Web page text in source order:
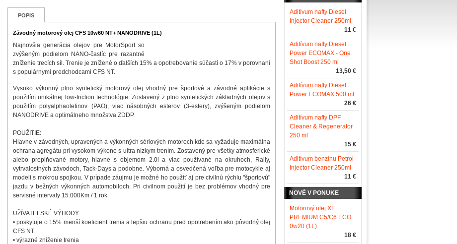
POPIS
Závodný motorový olej CFS 10w60 NT+ NANODRIVE (1L)
Najnovšia generácia olejov pre MotorSport so
zvýšeným podielom NANO-častíc pre razantné
zníženie trecích síl. Trenie je znížené o ďalších 15% a opotrebovanie súčastí o 17% v porovnaní
s populárnymi predchodcami CFS NT.
Vysoko výkonný plno syntetický motorový olej vhodný pre športové a závodné aplikácie s
použitím unikátnej low-friction technológie. Zostavený z plno syntetických základných olejov s
použitím polyalphaolefinov (PAO), viac násobných esterov (3-estery), zvýšeným podielom
NANODRIVE a optimálneho množstva ZDDP.
POUŽITIE:
Hlavne v závodných, upravených a výkonných sériových motoroch kde sa vyžaduje maximálna
ochrana agregátu pri vysokom výkone s ultra nízkym trením. Zostavený pre všetky atmosferické
alebo preplňované motory, hlavne s objemom 2.0l a viac používané na okruhoch, Rally,
vytrvalostných závodoch, Tack-Days a podobne. Výborná a osvedčená voľba pre motocykle aj
modeli s mokrou spojkou. V prípade záujmu je možné ho použiť aj pre civilnú rýchlu "športovú"
jazdu v bežných výkonných automobiloch. Pri civilnom použití je bez problémov vhodný pre
servisné intervaly 15.000Km / 1 rok.
UŽÍVATEĽSKÉ VÝHODY:
• poskytuje o 15% menší koeficient trenia a lepšiu ochranu pred opotrebením ako pôvodný olej
CFS NT
• výrazné zníženie trenia
Aditívum nafty Diesel
Injector Cleaner 250ml
11 €
Aditívum nafty Diesel
Power ECOMAX - One
Shot Boost 250 ml
13,50 €
Aditívum nafty Diesel
Power ECOMAX 500 ml
26 €
Aditívum nafty DPF
Cleaner & Regenerator
250 ml
15 €
Aditívum benzínu Petrol
Injector Cleaner 250ml
11 €
NOVÉ V PONUKE
Motorový olej XF
PREMIUM C5/C6 ECO
0w20 (1L)
18 €